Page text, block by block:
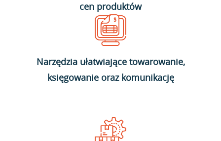
cen produktów
Narzędzia ułatwiające towarowanie,
księgowanie oraz komunikację